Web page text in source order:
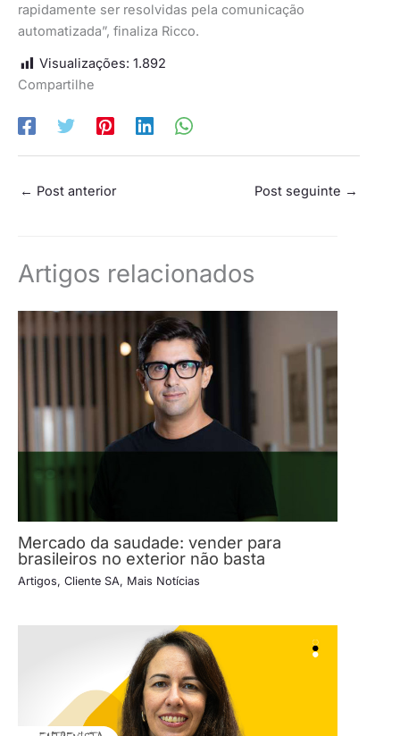
rapidamente ser resolvidas pela comunicação
automatizada”, finaliza Ricco.
Visualizações: 1.892
Compartilhe
← Post anterior Post seguinte →
Artigos relacionados
Mercado da saudade: vender para
brasileiros no exterior não basta
Artigos, Cliente SA, Mais Notícias